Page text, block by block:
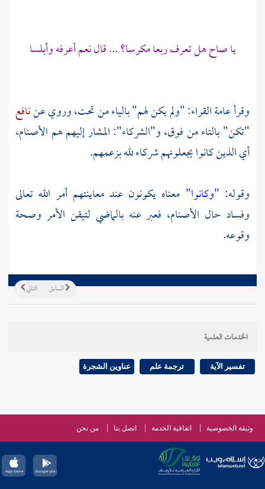
يا صاح هل تعرف ربعا مكرسا؟ ... قال نعم أعرفه وأبلسا
وقرأ عامة القراء: "ولم يكن لهم" بالياء من تحت، وروي عننافع
"تكن" بالتاء من فوق، و"الشركاء": المشار إليهم هم الأصنام،
أي الذين كانوا يجعلونهم شركاء لله بزعمهم.
وقوله: "وكانوا" معناه يكونون عند معاينتهم أمر الله تعالى
وفساد حال الأصنام، فعبر عنه بالماضي لتيقن الأمر وصحة
وقوعه.
التالي السابق
الخدمات العلمية
تفسير الآية ترجمة علم عناوين الشجرة
وثيقة الخصوصية اتفاقية الخدمة اتصل بنا من نحن